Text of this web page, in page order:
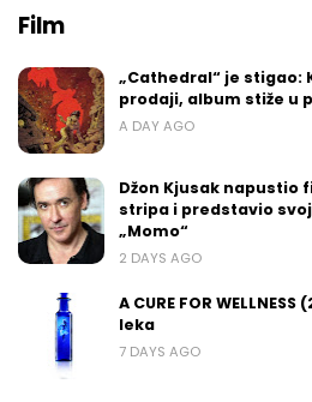
Film
„Cathedral“ je stigao:
prodaji, album stiže u
A DAY AGO
Džon Kjusak napustio
stripa i predstavio
„Momo“
2 DAYS AGO
A CURE FOR
leka
7 DAYS AGO